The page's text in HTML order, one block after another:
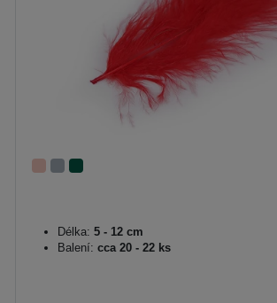
Délka: 5 - 12 cm
Balení: cca 20 - 22 ks